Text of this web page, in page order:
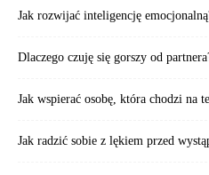
Jak rozwijać inteligencję
Dlaczego czuję się gorszy od
Jak wspierać osobę, która chodzi na
Jak radzić sobie z lękiem przed